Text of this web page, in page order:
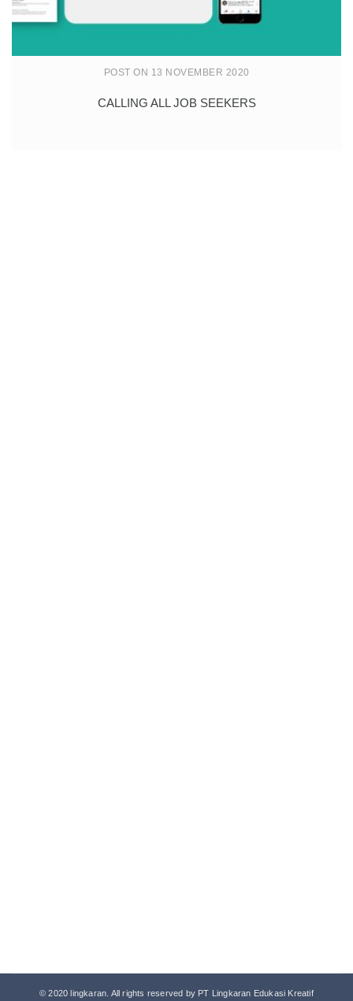
POST ON 13 NOVEMBER 2020
CALLING ALL JOB SEEKERS
© 2020 lingkaran. All rights reserved by PT Lingkaran Edukasi Kreatif